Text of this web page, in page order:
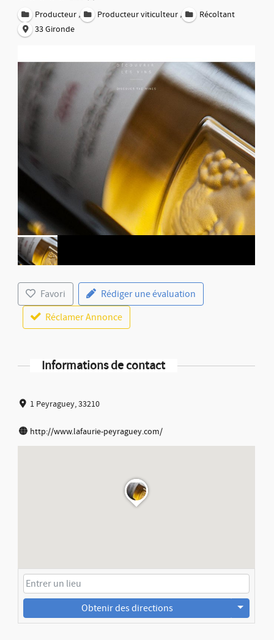
Producteur , Producteur viticulteur ,
Récoltant
33 Gironde
Favori
Rédiger une évaluation
Réclamer Annonce
Informations de contact
1 Peyraguey, 33210
http://www.lafaurie-peyraguey.com/
Obtenir des directions